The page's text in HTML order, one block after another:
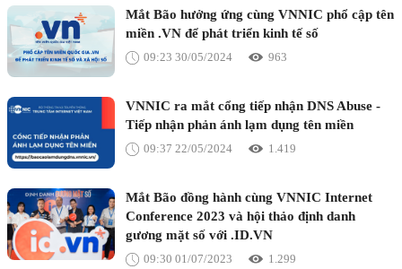
Mắt Bão hưởng ứng cùng VNNIC phổ cập tên
miền .VN để phát triển kinh tế số
09:23 30/05/2024 963
VNNIC ra mắt cổng tiếp nhận DNS Abuse -
Tiếp nhận phản ánh lạm dụng tên miền
09:37 22/05/2024 1.419
Mắt Bão đồng hành cùng VNNIC Internet
Conference 2023 và hội thảo định danh
gương mặt số với .ID.VN
09:30 01/07/2023 1.299